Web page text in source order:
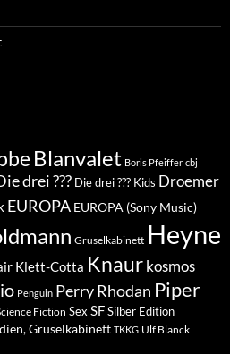
Blanvalet Boris Pfeiffer cbj
drei ??? Die drei ??? Kids Droemer
EUROPA EUROPA (Sony Music)
Gruselkabinett Heyne
Klett-Cotta Knaur kosmos
Penguin Perry Rhodan Piper
Fiction Sex SFSilber Edition
Gruselkabinett TKKG Ulf Blanck